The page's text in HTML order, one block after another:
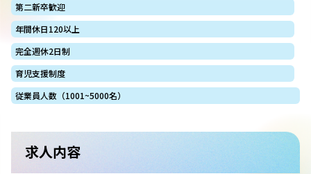
第二新卒歓迎
年間休日120以上
完全週休2日制
育児支援制度
従業員人数（1001~5000名）
求人内容